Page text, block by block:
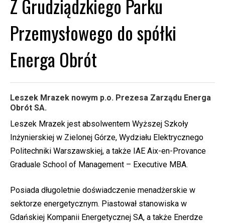
Z Grudziądzkiego Parku
Przemysłowego do spółki
Energa Obrót
Leszek Mrazek nowym p.o. Prezesa Zarządu Energa
Obrót SA.
Leszek Mrazek jest absolwentem Wyższej Szkoły
Inżynierskiej w Zielonej Górze, Wydziału Elektrycznego
Politechniki Warszawskiej, a także IAE Aix-en-Provance
Graduale School of Management – Executive MBA.
Posiada długoletnie doświadczenie menadżerskie w
sektorze energetycznym. Piastował stanowiska w
Gdańskiej Kompanii Energetycznej SA, a także Enerdze